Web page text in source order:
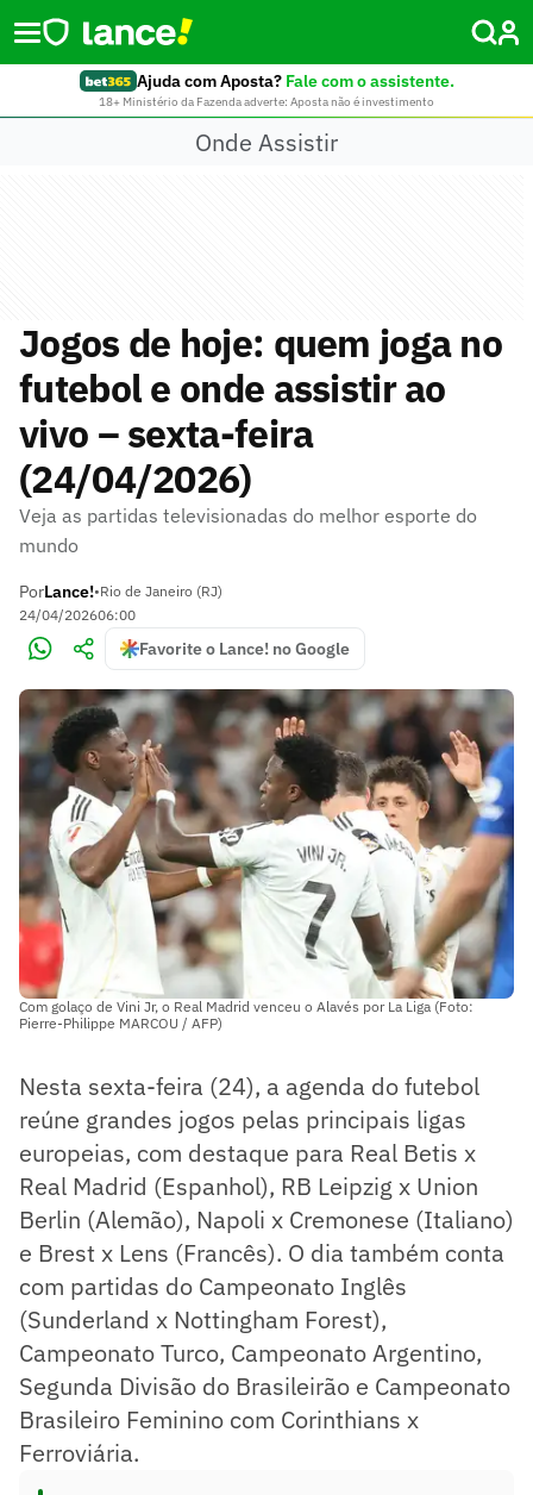
Ajuda com Aposta? Fale com o assistente.
18+ Ministério da Fazenda adverte: Aposta não é investimento
Onde Assistir
Jogos de hoje: quem joga no
futebol e onde assistir ao
vivo – sexta-feira
(24/04/2026)
Veja as partidas televisionadas do melhor esporte do
mundo
PorLance!•Rio de Janeiro (RJ)
24/04/202606:00
Favorite o Lance! no Google
Com golaço de Vini Jr, o Real Madrid venceu o Alavés por La Liga (Foto:
Pierre-Philippe MARCOU / AFP)
Nesta sexta-feira (24), a agenda do futebol
reúne grandes jogos pelas principais ligas
europeias, com destaque para Real Betis x
Real Madrid (Espanhol), RB Leipzig x Union
Berlin (Alemão), Napoli x Cremonese (Italiano)
e Brest x Lens (Francês). O dia também conta
com partidas do Campeonato Inglês
(Sunderland x Nottingham Forest),
Campeonato Turco, Campeonato Argentino,
Segunda Divisão do Brasileirão e Campeonato
Brasileiro Feminino com Corinthians x
Ferroviária.